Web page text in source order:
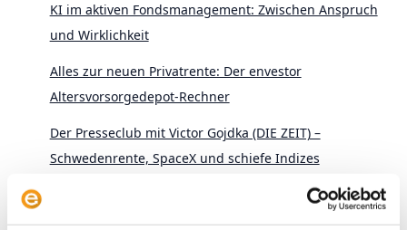
KI im aktiven Fondsmanagement: Zwischen Anspruch
und Wirklichkeit
Alles zur neuen Privatrente: Der envestor
Altersvorsorgedepot-Rechner
Der Presseclub mit Victor Gojdka (DIE ZEIT) –
Schwedenrente, SpaceX und schiefe Indizes